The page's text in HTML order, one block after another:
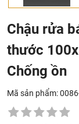
Chậu rửa
thước
Chống ồn
Mã sản phẩm: